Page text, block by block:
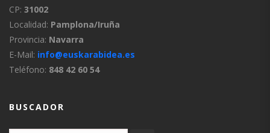
CP: 31002
Localidad: Pamplona/Iruña
Provincia: Navarra
E-Mail: info@euskarabidea.es
Teléfono: 848 42 60 54
BUSCADOR